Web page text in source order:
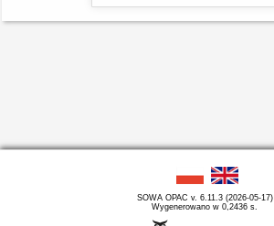
SOWA OPAC v. 6.11.3 (2026-05-17)
Wygenerowano w 0,2436 s.